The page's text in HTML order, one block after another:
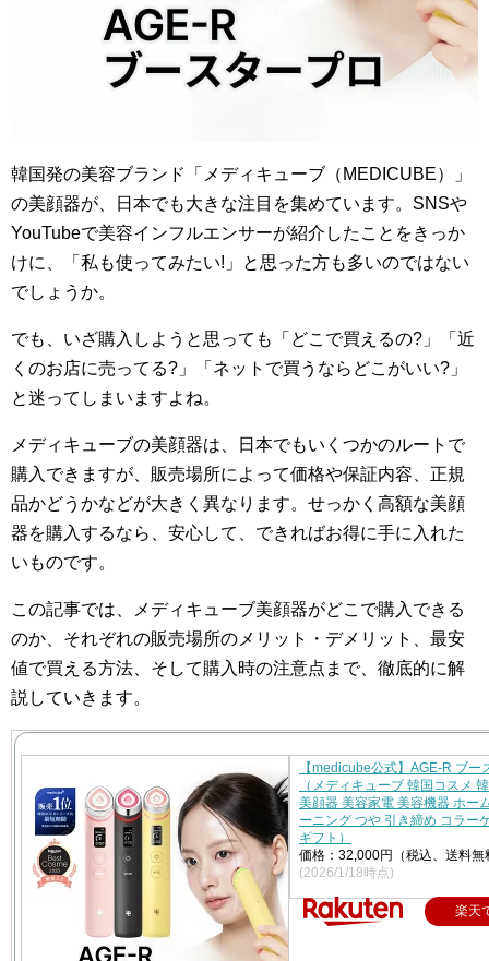
韓国発の美容ブランド「メディキューブ（MEDICUBE）」
の美顔器が、日本でも大きな注目を集めています。SNSや
YouTubeで美容インフルエンサーが紹介したことをきっか
けに、「私も使ってみたい!」と思った方も多いのではない
でしょうか。
でも、いざ購入しようと思っても「どこで買えるの?」「近
くのお店に売ってる?」「ネットで買うならどこがいい?」
と迷ってしまいますよね。
メディキューブの美顔器は、日本でもいくつかのルートで
購入できますが、販売場所によって価格や保証内容、正規
品かどうかなどが大きく異なります。せっかく高額な美顔
器を購入するなら、安心して、できればお得に手に入れた
いものです。
この記事では、メディキューブ美顔器がどこで購入できる
のか、それぞれの販売場所のメリット・デメリット、最安
値で買える方法、そして購入時の注意点まで、徹底的に解
説していきます。
【medicube公式】AGE-R ブー
（メディキューブ 韓国コスメ
美顔器 美容家電 美容機器 ホー
ーニング つや 引き締め コラー
ギフト）
価格：32,000円（税込、送料無
(2026/1/18時点)
楽天